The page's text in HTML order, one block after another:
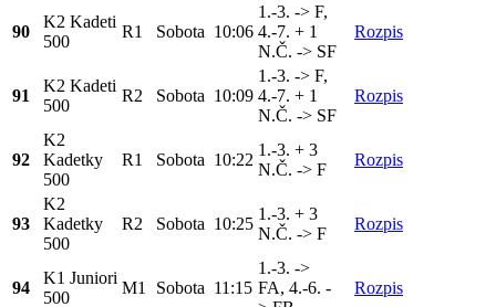
90
K2 Kadeti
500
R1 Sobota 10:06
1.-3. -> F,
4.-7. + 1
N.Č. -> SF
Rozpis
91
K2 Kadeti
500
R2 Sobota 10:09
1.-3. -> F,
4.-7. + 1
N.Č. -> SF
Rozpis
92
K2
Kadetky
500
R1 Sobota 10:22
1.-3. + 3
N.Č. -> F
Rozpis
93
K2
Kadetky
500
R2 Sobota 10:25
1.-3. + 3
N.Č. -> F
Rozpis
94
K1 Juniori
500
M1 Sobota 11:15
1.-3. ->
FA, 4.-6. -
Rozpis